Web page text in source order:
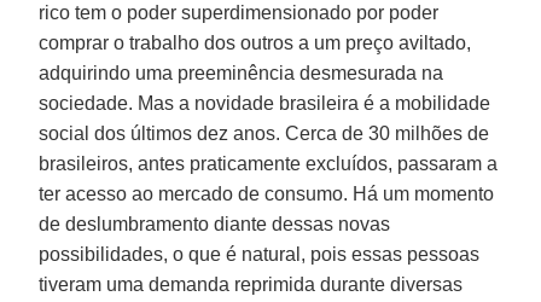
rico tem o poder superdimensionado por poder
comprar o trabalho dos outros a um preço aviltado,
adquirindo uma preeminência desmesurada na
sociedade. Mas a novidade brasileira é a mobilidade
social dos últimos dez anos. Cerca de 30 milhões de
brasileiros, antes praticamente excluídos, passaram a
ter acesso ao mercado de consumo. Há um momento
de deslumbramento diante dessas novas
possibilidades, o que é natural, pois essas pessoas
tiveram uma demanda reprimida durante diversas